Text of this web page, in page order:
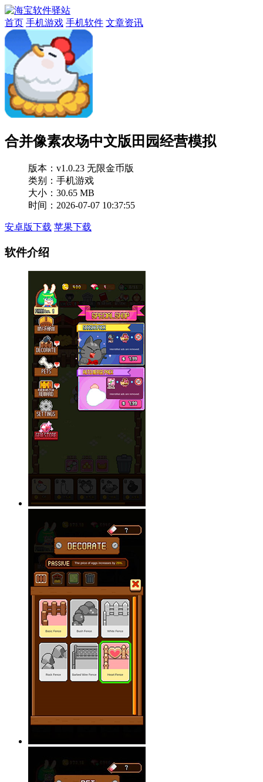
首页 手机游戏 手机软件 文章资讯
合并像素农场中文版田园经营模拟
版本： v1.0.23 无限金币版
类别：手机游戏
大小：30.65 MB
时间：2026-07-07 10:37:55
安卓版下载 苹果下载
软件介绍